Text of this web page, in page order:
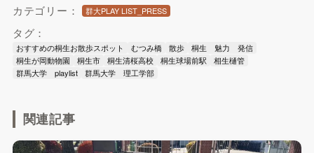
カテゴリー： 群大PLAY LIST_PRESS
タグ：
おすすめの桐生お散歩スポット むつみ橋 散歩
桐生 魅力 発信
桐生が岡動物園
桐生市 桐生清桜高校 桐生球場前駅
相生樋管
群馬大学 playlist
群馬大学 理工学部
関連記事